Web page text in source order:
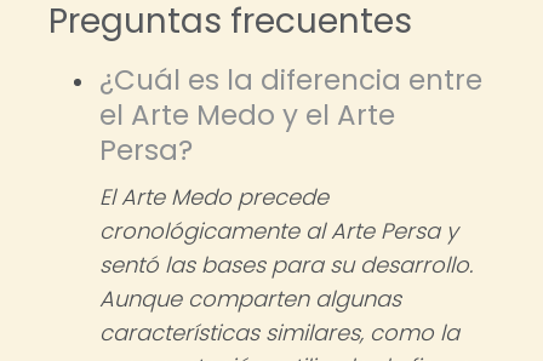
Preguntas frecuentes
¿Cuál es la diferencia entre
el Arte Medo y el Arte
Persa?
El Arte Medo precede
cronológicamente al Arte Persa y
sentó las bases para su desarrollo.
Aunque comparten algunas
características similares, como la